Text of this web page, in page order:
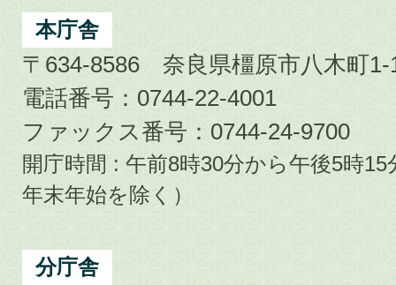
City
本庁舎
〒634-8586 奈良県橿原市八木町1-
電話番号：0744-22-4001
ファックス番号：0744-24-9700
開庁時間 : 午前8時30分から午後5時
年末年始を除く）
分庁舎